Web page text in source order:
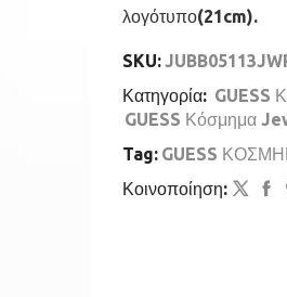
λογότυπο(21cm).
SKU:
Κατηγορία: GUESS
GUESS Κόσμημα
Tag: GUESS
Κοινοποίηση: